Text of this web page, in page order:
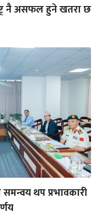
नै असफल हुने खतरा छ
थप प्रभावकारी